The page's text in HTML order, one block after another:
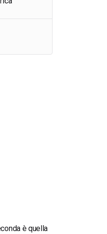
è quella